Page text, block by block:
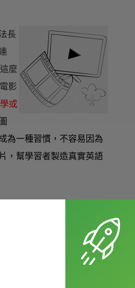
長
麼
影
或
為一種習慣，不容易因為
，幫學習者製造真實英語
英
便
網